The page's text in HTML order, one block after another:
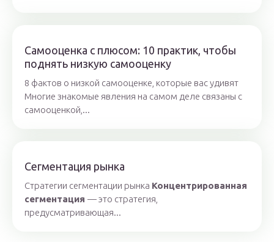
Самооценка с плюсом: 10 практик, чтобы
поднять низкую самооценку
8 фактов о низкой самооценке, которые вас удивят
Многие знакомые явления на самом деле связаны с
самооценкой,...
Сегментация рынка
Cтратегии сегментации рынка Концентрированная
сегментация — это стратегия,
предусматривающая...